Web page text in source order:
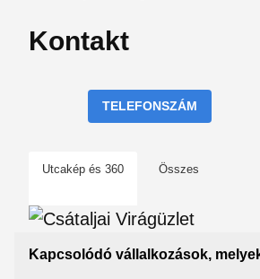
Kontakt
TELEFONSZÁM
Utcakép és 360 Összes
Kapcsolódó vállalkozások,